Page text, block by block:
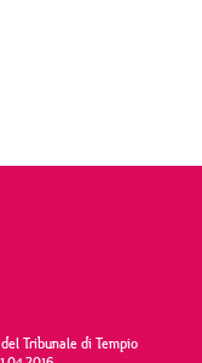
Tribunale di Tempio